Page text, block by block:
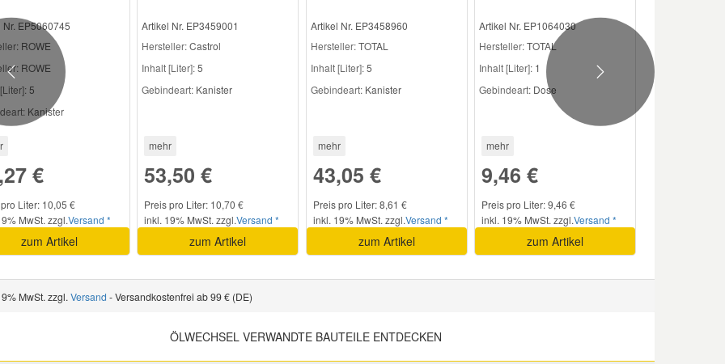
Nr. EP5060745
: ROWE
ROWE
5
Kanister
€
Liter: 10,05 €
MwSt. zzgl.Versand *
zum Artikel
Artikel Nr. EP3459001
Hersteller:Castrol
Inhalt [Liter]:5
Gebindeart: Kanister
mehr
53,50 €
Preis pro Liter: 10,70 €
inkl. 19% MwSt. zzgl.Versand *
zum Artikel
Artikel Nr. EP3458960
Hersteller:TOTAL
Inhalt [Liter]:5
Gebindeart:Kanister
mehr
43,05 €
Preis pro Liter: 8,61 €
inkl. 19% MwSt. zzgl.Versand *
zum Artikel
Artikel Nr. EP1064030
Hersteller:TOTAL
Inhalt [Liter]: 1
Gebindeart: Dose
mehr
9,46 €
Preis pro Liter: 9,46 €
inkl. 19% MwSt. zzgl.Versand *
zum Artikel
Previous Next
MwSt. zzgl. Versand - Versandkostenfrei ab 99 € (DE)
ÖLWECHSEL VERWANDTE BAUTEILE ENTDECKEN